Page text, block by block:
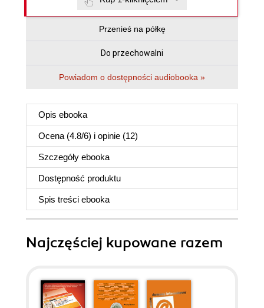
Przenieś na półkę
Do przechowalni
Powiadom o dostępności audiobooka »
Opis ebooka
Ocena (4.8/6) i opinie (12)
Szczegóły ebooka
Dostępność produktu
Spis treści ebooka
Najczęściej kupowane razem